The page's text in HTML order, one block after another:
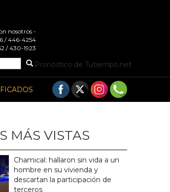
nosotros -
/ 446-4254
/ 430-1923
Pronóstico de Tutiempo.net
MÁS VISTAS
Chamical: hallaron sin vida a un
hombre en su vivienda y
descartan la participación de
terceros